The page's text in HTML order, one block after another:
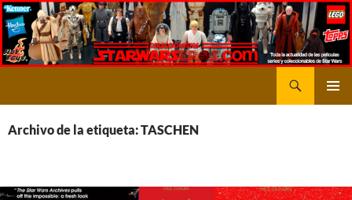
Saltar
al
contenido
Archivo de la etiqueta: TASCHEN